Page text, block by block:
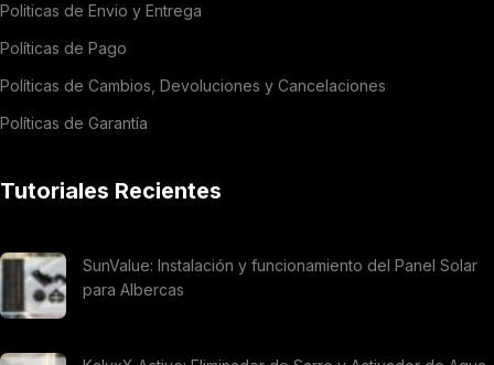
Politicas de Envio y Entrega
Políticas de Pago
Políticas de Cambios, Devoluciones y Cancelaciones
Políticas de Garantía
Tutoriales Recientes
SunValue: Instalación y funcionamiento del Panel Solar
para Albercas